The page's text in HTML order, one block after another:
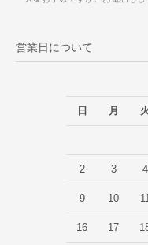
営業日について
日
月
2 3 4
9 10
16 17